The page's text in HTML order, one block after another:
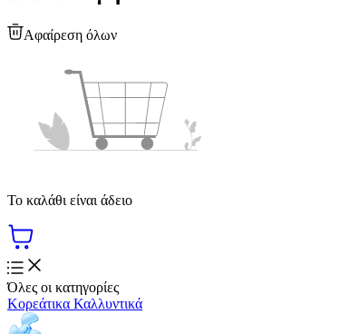
Αφαίρεση όλων
Το καλάθι είναι άδειο
Όλες οι κατηγορίες
Κορεάτικα Καλλυντικά